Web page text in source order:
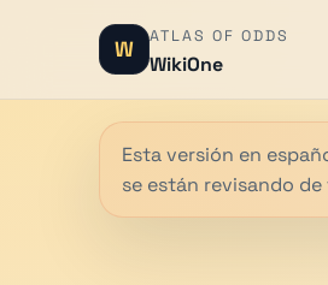
W ATLAS OF ODDS
WikiOne
Esta versión en
se están revisando